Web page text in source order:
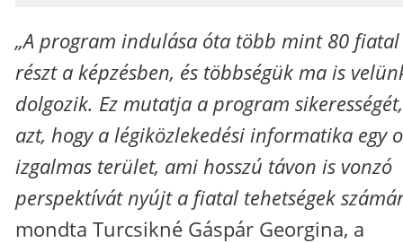
„A program indulása óta több mint 80
részt a képzésben, és többségük ma is
dolgozik. Ez mutatja a program
azt, hogy a légiközlekedési informatika egy
izgalmas terület, ami hosszú távon is vonzó
perspektívát nyújt a fiatal tehetségek
mondta Turcsikné Gáspár Georgina, a